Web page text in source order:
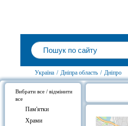
Україна / Дніпра область / Дніпро
Вибрати все / відмінити
все
Пам'ятки
Храми